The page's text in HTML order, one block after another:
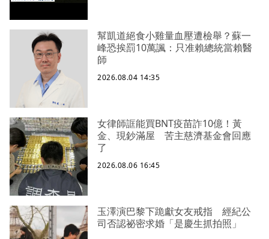
幫凱道絕食小雞量血壓遭檢舉？蘇一
峰恐挨罰10萬諷：只准賴總統當賴醫
師
2026.08.04 14:35
女律師誆能買BNT疫苗詐10億！黃
金、現鈔滿屋 苦主慈濟基金會回應
了
2026.08.06 16:45
玉澤演巴黎下跪獻女友戒指 經紀公
司否認祕密求婚「是慶生抓拍照」